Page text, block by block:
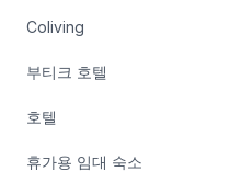
Coliving
부티크 호텔
호텔
휴가용 임대 숙소